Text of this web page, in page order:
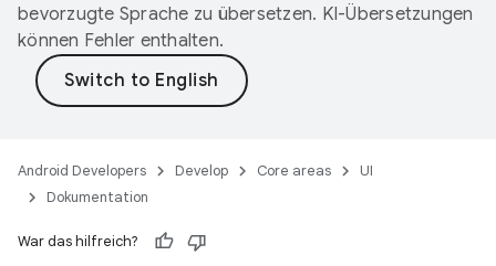
bevorzugte Sprache zu übersetzen. KI-Übersetzungen
können Fehler enthalten.
Android Developers Develop Core areas
UI
Dokumentation
War das hilfreich?